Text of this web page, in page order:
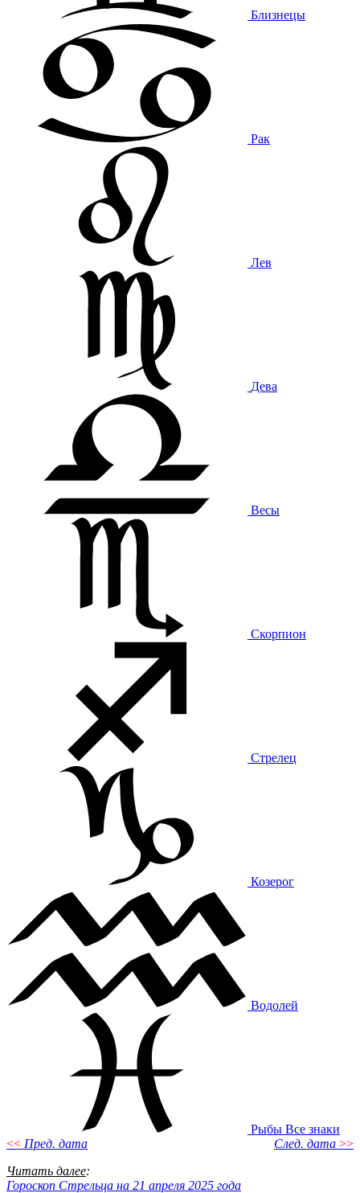
Близнецы
Рак
Лев
Дева
Весы
Скорпион
Стрелец
Козерог
Водолей
Рыбы Все знаки
<< Пред. дата След. дата >>
Читать далее:
Гороскоп Стрельца на 21 апреля 2025 года